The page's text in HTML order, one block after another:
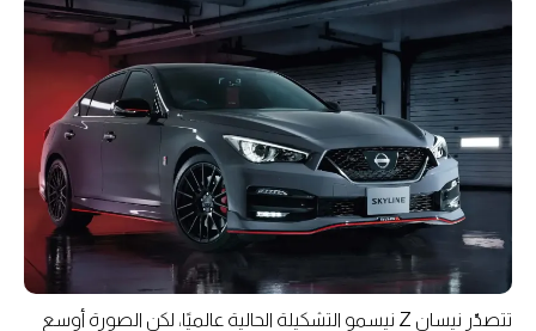
تتصدّر نيسان Z نيسمو التشكيلة الحالية عالميًا، لكن الصورة أوسع